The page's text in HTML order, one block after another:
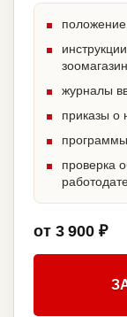
журналы
приказы о
проверка
от 3 900 ₽